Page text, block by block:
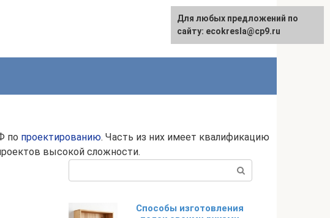
по проектированию. Часть из них имеет квалификацию
высокой сложности.
Способы изготовления
Для любых предложений по
сайту: ecokresla@cp9.ru